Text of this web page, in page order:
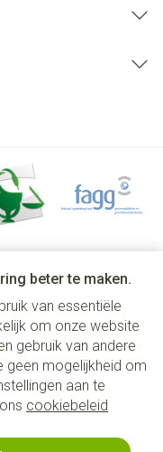
beter te maken.
van essentiële
om onze website
gebruik van andere
mogelijkheid om
aan te
cookiebeleid